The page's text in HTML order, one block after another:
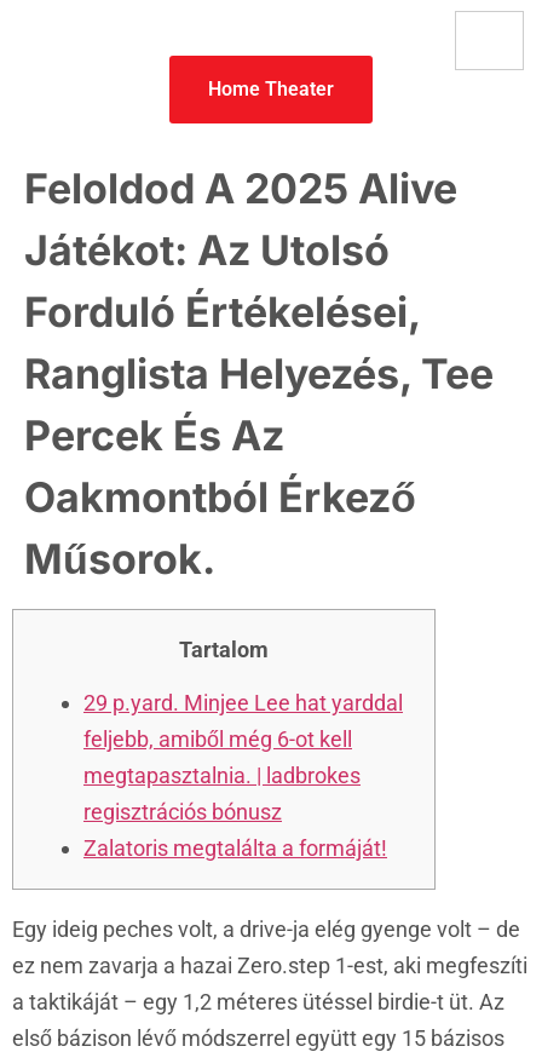
Home Theater
Feloldod A 2025 Alive
Játékot: Az Utolsó
Forduló Értékelései,
Ranglista Helyezés, Tee
Percek És Az
Oakmontból Érkező
Műsorok.
Tartalom
29 p.yard. Minjee Lee hat yarddal
feljebb, amiből még 6-ot kell
megtapasztalnia. | ladbrokes
regisztrációs bónusz
Zalatoris megtalálta a formáját!
Egy ideig peches volt, a drive-ja elég gyenge volt – de
ez nem zavarja a hazai Zero.step 1-est, aki megfeszíti
a taktikáját – egy 1,2 méteres ütéssel birdie-t üt. Az
első bázison lévő módszerrel együtt egy 15 bázisos